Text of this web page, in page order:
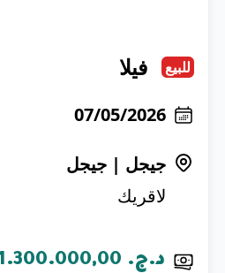
للبيع فيلا
07/05/2026
جيجل | جيجل
لاقريك
د.ج.‏ 1.300.000,00